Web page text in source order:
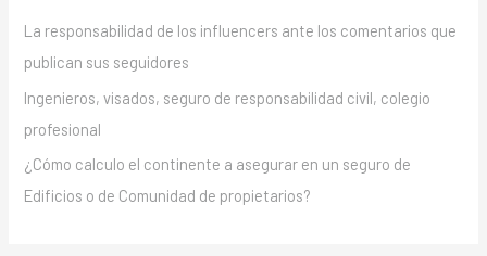
La responsabilidad de los influencers ante los comentarios que
publican sus seguidores
Ingenieros, visados, seguro de responsabilidad civil, colegio
profesional
¿Cómo calculo el continente a asegurar en un seguro de
Edificios o de Comunidad de propietarios?